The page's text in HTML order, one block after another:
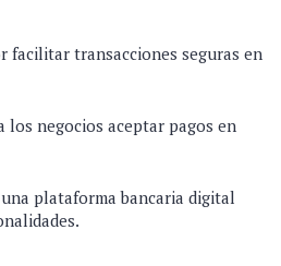
facilitar transacciones seguras en
los negocios aceptar pagos en
plataforma bancaria digital